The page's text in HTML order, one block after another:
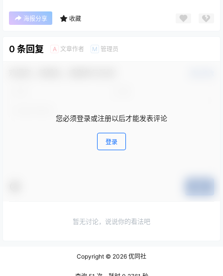
海报分享 收藏
0 条回复 A 文章作者 M 管理员
您必须登录或注册以后才能发表评论
登录
暂无讨论，说说你的看法吧
Copyright © 2026 优同社